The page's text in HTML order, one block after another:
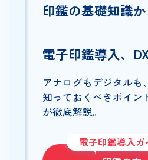
印鑑の基礎知識か
電子印鑑導入、
アナログもデジタルも
知っておくべきポイン
が徹底解説。
電子印鑑導入ガ